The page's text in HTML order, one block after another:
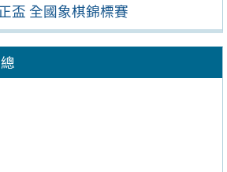
盃 全國象棋錦標賽